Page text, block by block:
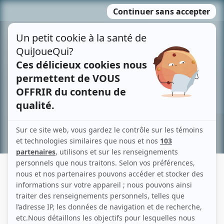
MENU
contenu
Recherche avancée »
KATY ALLEN
Liens
Fiche de Katy Allen sur Showbizz.net